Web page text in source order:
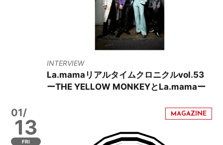
INTERVIEW
La.mamaリアルタイムクロニクルvol.53
ーTHE YELLOW MONKEYとLa.mamaー
01/
13
FRI